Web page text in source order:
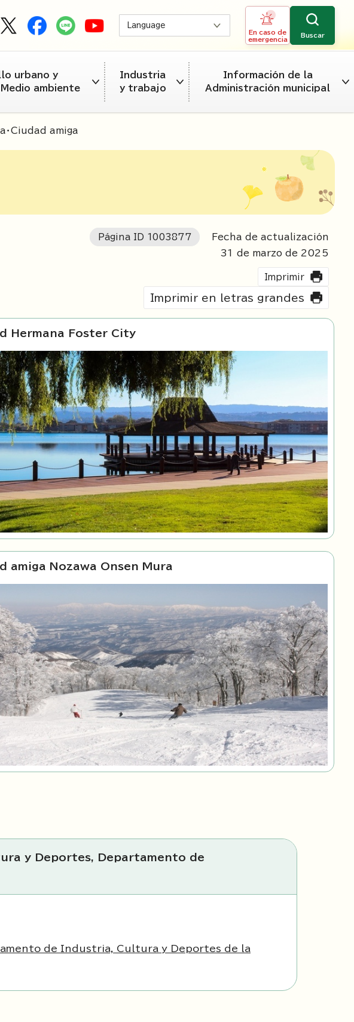
Language
En caso de
emergencia
Buscar
urbano y
Medio ambiente
Industria
y trabajo
Información de la
Administración municipal
Ciudad amiga
Página ID 1003877
Fecha de actualización
31
de marzo de 2025
Imprimir
Imprimir en letras grandes
Hermana Foster City
amiga Nozawa Onsen Mura
y Deportes, Departamento de
de Industria, Cultura y Deportes de la